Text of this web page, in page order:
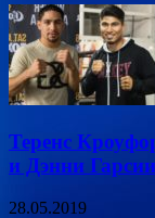
Теренс
и Дэнни
28.05.2019